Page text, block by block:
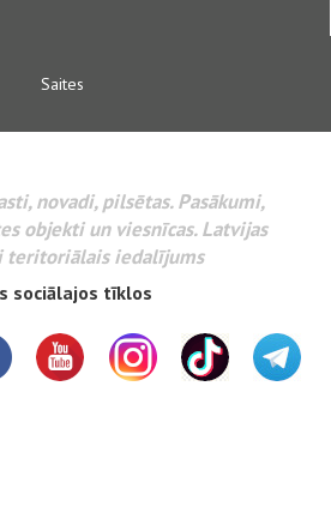
Saites
novadi, pilsētas. Pasākumi,
objekti un viesnīcas. Latvijas
teritoriālais iedalījums
sociālajos tīklos